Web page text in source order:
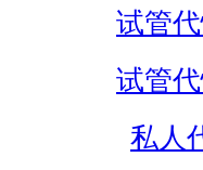
试管
试管
私人